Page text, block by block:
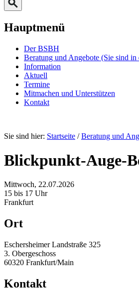
Hauptmenü
Der BSBH
Beratung und Angebote (Sie sind in
Information
Aktuell
Termine
Mitmachen und Unterstützen
Kontakt
Sie sind hier: Startseite / Beratung und
Blickpunkt-Auge-
Mittwoch, 22.07.2026
15 bis 17 Uhr
Frankfurt
Ort
Eschersheimer Landstraße 325
3. Obergeschoss
60320 Frankfurt/Main
Kontakt